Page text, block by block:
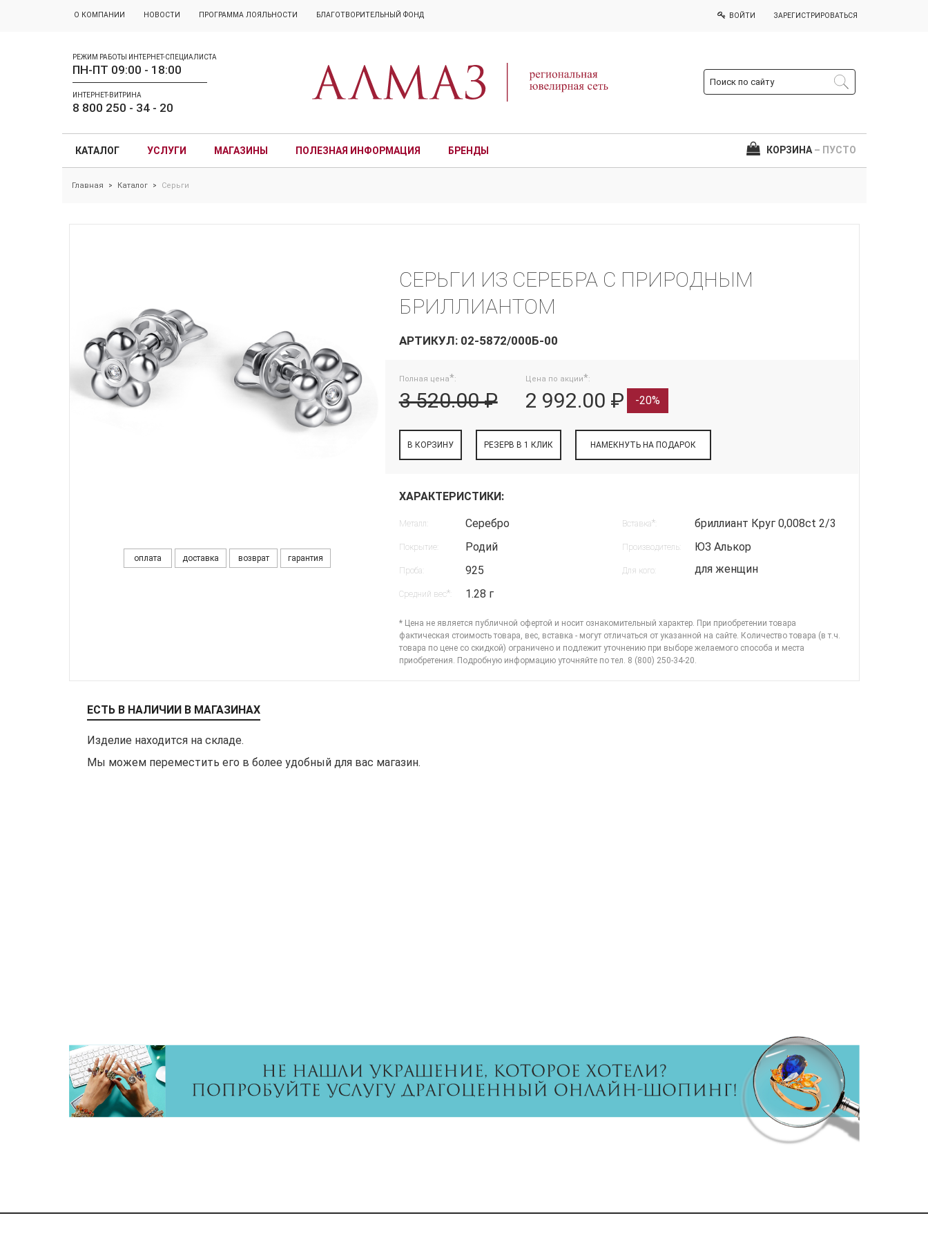
О КОМПАНИИ НОВОСТИ ПРОГРАММА ЛОЯЛЬНОСТИ БЛАГОТВОРИТЕЛЬНЫЙ ФОНД
РЕЖИМ РАБОТЫ ИНТЕРНЕТ-СПЕЦИАЛИСТА
ПН-ПТ 09:00 - 18:00
ИНТЕРНЕТ-ВИТРИНА
8 800 250 - 34 - 20
ВОЙТИ ЗАРЕГИСТРИРОВАТЬСЯ
КАТАЛОГ УСЛУГИ МАГАЗИНЫ ПОЛЕЗНАЯ ИНФОРМАЦИЯ БРЕНДЫ КОРЗИНА – ПУСТО
Главная > Каталог > Серьги
оплата доставка возврат гарантия
СЕРЬГИ ИЗ СЕРЕБРА С ПРИРОДНЫМ
БРИЛЛИАНТОМ
АРТИКУЛ: 02-5872/000Б-00
Полная цена*:
3 520.00 ₽
Цена по акции*:
2 992.00 ₽ -20%
В КОРЗИНУ РЕЗЕРВ В 1 КЛИК НАМЕКНУТЬ НА ПОДАРОК
ХАРАКТЕРИСТИКИ:
Металл: Серебро
Покрытие: Родий
Проба: 925
Средний вес*: 1.28 г
Вставка*: бриллиант Круг 0,008ct 2/3
Производитель: ЮЗ Алькор
Для кого: для женщин
* Цена не является публичной офертой и носит ознакомительный характер. При приобретении товара
фактическая стоимость товара, вес, вставка - могут отличаться от указанной на сайте. Количество товара (в т.ч.
товара по цене со скидкой) ограничено и подлежит уточнению при выборе желаемого способа и места
приобретения. Подробную информацию уточняйте потел. 8 (800) 250-34-20
ЕСТЬ В НАЛИЧИИ В МАГАЗИНАХ
Изделие находится на складе.
Мы можем переместить его в более удобный для вас магазин.